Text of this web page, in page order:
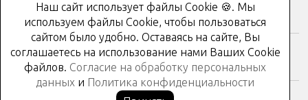
Как купить?
Контакты
Наш сайт использует файлы Cookie 🍪. Мы
используем файлы Cookie, чтобы пользоваться
сайтом было удобно. Оставаясь на сайте, Вы
соглашаетесь на использование нами Ваших Cookie
файлов. Согласие на обработку персональных
данных и Политика конфиденциальности